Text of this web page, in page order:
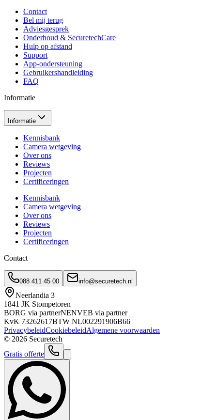
Contact
Bel mij terug
Adviesgesprek
Onderhoud & SecuretechCare
Hulp op afstand
Support
App-ondersteuning
Gebruikershandleiding
FAQ
Informatie
Informatie
Kennisbank
Camera wetgeving
Over ons
Reviews
Projecten
Certificeringen
Kennisbank
Camera wetgeving
Over ons
Reviews
Projecten
Certificeringen
Contact
088 411 45 00 info@securetech.nl
Neerlandia 3
1841 JK Stompetoren
BORG via partnerNENVEB via partner
KvK 73262617BTW NL002291906B66
PrivacybeleidCookiebeleidAlgemene voorwaarden
© 2026 Securetech
Gratis offerte